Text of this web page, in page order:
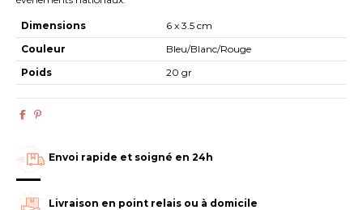
Dimensions
6 x 3.5 cm
Couleur
Bleu/Blanc/Rouge
Poids
20 gr
Envoi rapide et soigné en 24h
Livraison en point relais ou à domicile